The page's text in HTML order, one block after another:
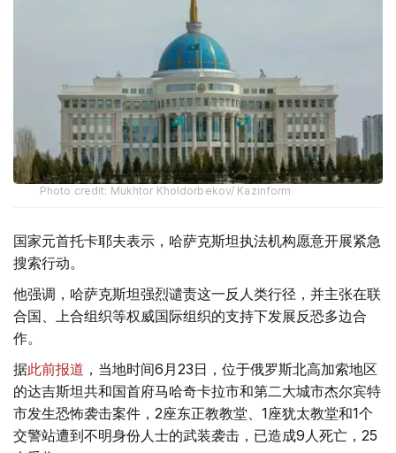
Photo credit: Mukhtor Kholdorbekov/ Kazinform
国家元首托卡耶夫表示，哈萨克斯坦执法机构愿意开展紧急
搜索行动。
他强调，哈萨克斯坦强烈谴责这一反人类行径，并主张在联
合国、上合组织等权威国际组织的支持下发展反恐多边合
作。
据此前报道 ，当地时间6月23日，位于俄罗斯北高加索地区
的达吉斯坦共和国首府马哈奇卡拉市和第二大城市杰尔宾特
市发生恐怖袭击案件，2座东正教教堂、1座犹太教堂和1个
交警站遭到不明身份人士的武装袭击，已造成9人死亡，25